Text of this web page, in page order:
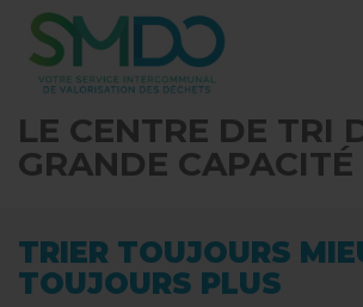
LE CENTRE DE TRI
GRANDE CAPACITÉ
TRIER TOUJOURS
TOUJOURS PLUS